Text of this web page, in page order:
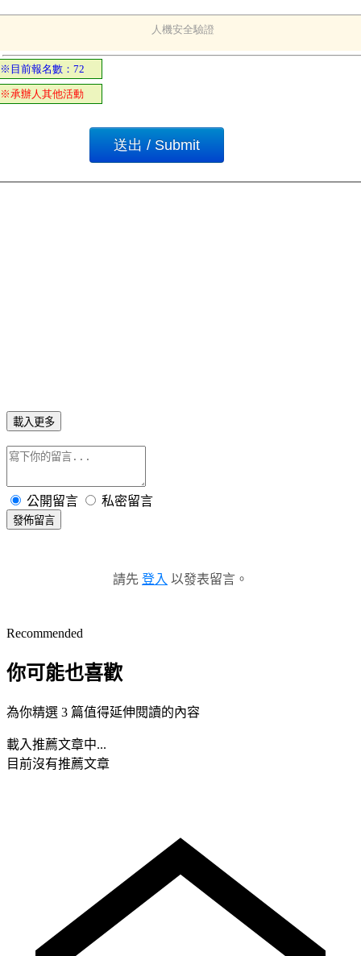
載入更多
公開留言 私密留言
發佈留言
請先 登入 以發表留言。
Recommended
你可能也喜歡
為你精選 3 篇值得延伸閱讀的內容
載入推薦文章中...
目前沒有推薦文章